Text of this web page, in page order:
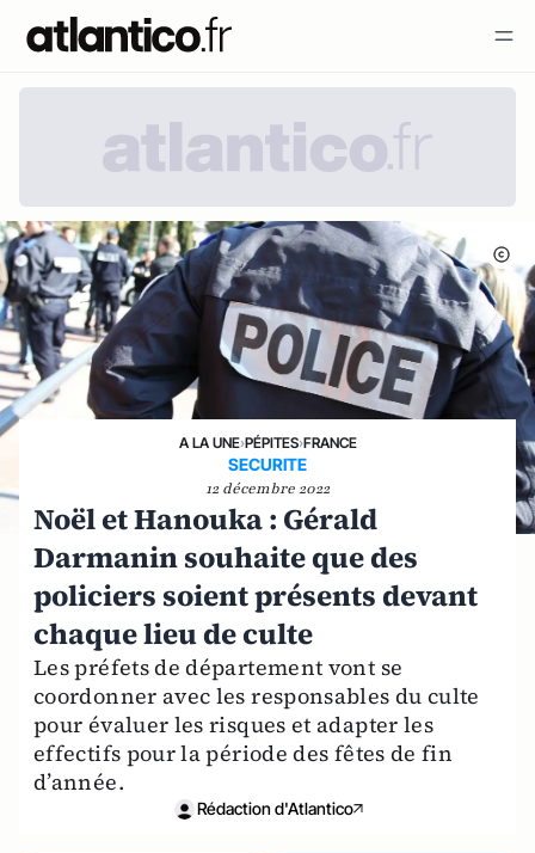
A LA UNE›PÉPITES›FRANCE
SECURITE
12 décembre 2022
Noël et Hanouka : Gérald
Darmanin souhaite que des
policiers soient présents devant
chaque lieu de culte
Les préfets de département vont se
coordonner avec les responsables du culte
pour évaluer les risques et adapter les
effectifs pour la période des fêtes de fin
d’année.
Rédaction d'Atlantico